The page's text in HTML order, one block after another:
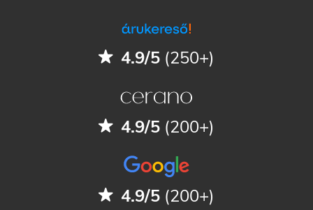
4.9/5 (250+)
4.9/5 (200+)
4.9/5 (200+)